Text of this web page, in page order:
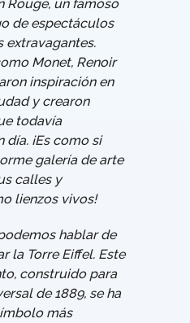
Rouge, un famoso
de espectáculos
extravagantes.
Monet, Renoir
inspiración en
y crearon
todavía
¡Es como si
galería de arte
calles y
lienzos vivos!
hablar de
la Torre Eiffel. Este
construido para
de 1889, se ha
más